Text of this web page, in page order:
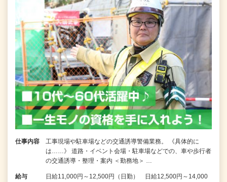
仕事内容
工事現場や駐車場などの交通誘導警備業務。 《具体的に
は……》 道路・イベント会場・駐車場などでの、車や歩行者
の交通誘導・整理・案内 ＜勤務地＞ …
給与
日給11,000円～12,500円（日勤） 日給12,500円～14,000